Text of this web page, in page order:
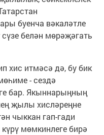
буенча вәкаләтле
белән мөрәҗәгать
хис итмәсә дә, бу бик
- сездә
бар. Якыннарыңның
җылы хисләреңне
чыккан гап-гади
мөмкинлеге бирә